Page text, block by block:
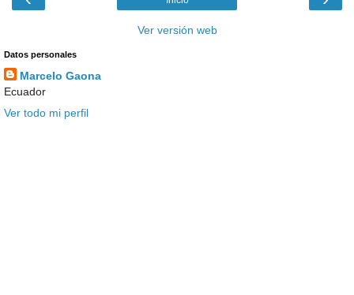
Ver versión web
Datos personales
Marcelo Gaona
Ecuador
Ver todo mi perfil